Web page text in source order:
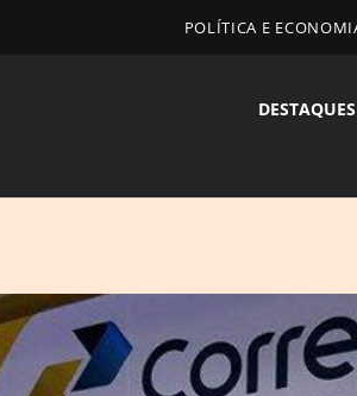
POLÍTICA E